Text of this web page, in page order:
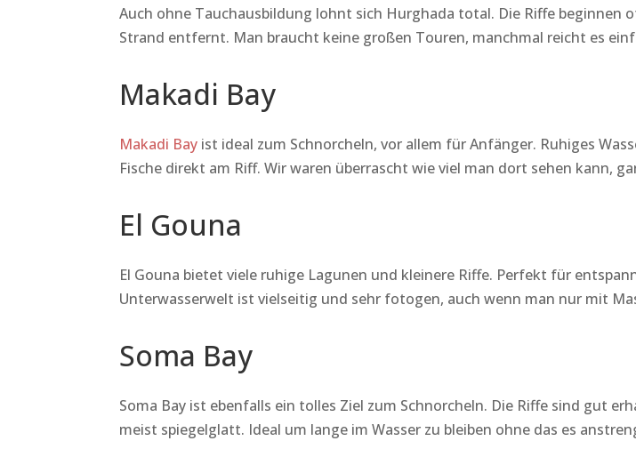
Auch ohne Tauchausbildung lohnt sich Hurghada total. Die Riffe beginnen
Strand entfernt. Man braucht keine großen Touren, manchmal reicht es
Makadi Bay
Makadi Bay ist ideal zum Schnorcheln, vor allem für Anfänger. Ruhiges
Fische direkt am Riff. Wir waren überrascht wie viel man dort sehen kann,
El Gouna
El Gouna bietet viele ruhige Lagunen und kleinere Riffe. Perfekt für
Unterwasserwelt ist vielseitig und sehr fotogen, auch wenn man nur mit
Soma Bay
Soma Bay ist ebenfalls ein tolles Ziel zum Schnorcheln. Die Riffe sind gut
meist spiegelglatt. Ideal um lange im Wasser zu bleiben ohne das es